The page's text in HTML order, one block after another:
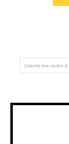
Unesite ime osobe ili